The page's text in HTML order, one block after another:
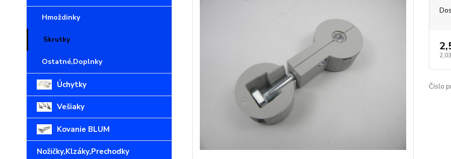
Hmoždinky
Skrutky
Ostatné,Doplnky
Úchytky
Vešiaky
Kovanie BLUM
Nožičky,Klzáky,Prechodky
Číslo